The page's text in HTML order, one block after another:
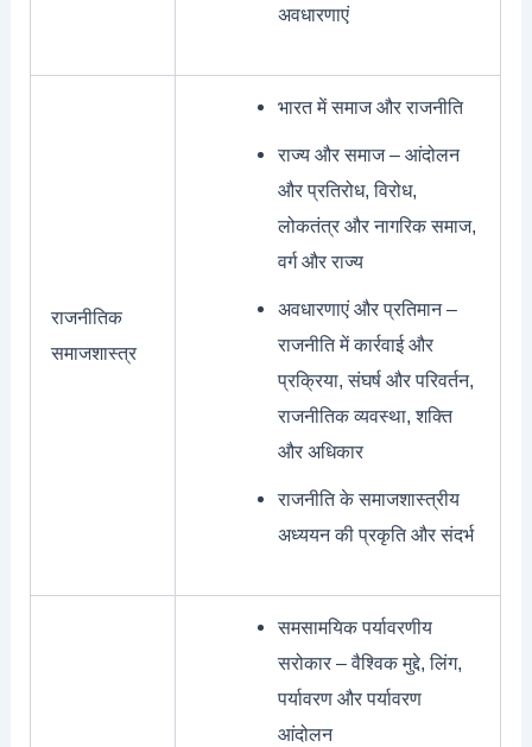
अवधारणाएं
राजनीतिक
समाजशास्त्र
भारत में समाज और राजनीति
राज्य और समाज – आंदोलन
और प्रतिरोध, विरोध,
लोकतंत्र और नागरिक समाज,
वर्ग और राज्य
अवधारणाएं और प्रतिमान –
राजनीति में कार्रवाई और
प्रक्रिया, संघर्ष और परिवर्तन,
राजनीतिक व्यवस्था, शक्ति
और अधिकार
राजनीति के समाजशास्त्रीय
अध्ययन की प्रकृति और संदर्भ
समसामयिक पर्यावरणीय
सरोकार – वैश्विक मुद्दे, लिंग,
पर्यावरण और पर्यावरण
आंदोलन